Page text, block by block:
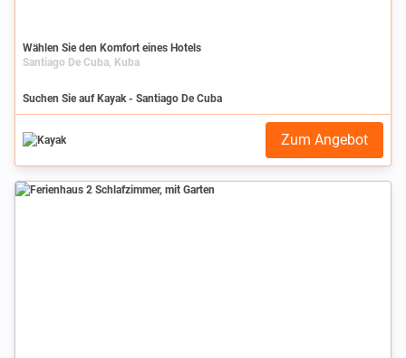
Wählen Sie den Komfort eines Hotels
Santiago De Cuba, Kuba
Suchen Sie auf Kayak - Santiago De Cuba
Zum Angebot